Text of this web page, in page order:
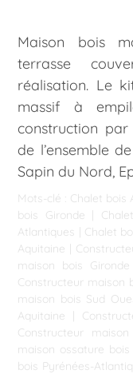
Maison bois
terrasse
réalisation. Le
massif à
construction
de l’ensemble
Sapin du Nord,
Mots-clé : Chalet bois
bois Gironde |
Atlantiques | Chalet
Aquitaine |
maison bois Gironde
Constructeur maison
maison bois Sud
Aquitaine |
Constructeur
maison ossature bois
bois Pyrénées-